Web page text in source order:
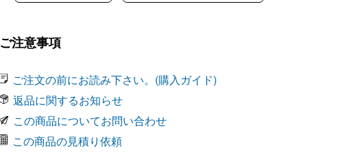
ご注意事項
ご注文の前にお読み下さい。(購入ガイド)
返品に関するお知らせ
この商品についてお問い合わせ
この商品の見積り依頼